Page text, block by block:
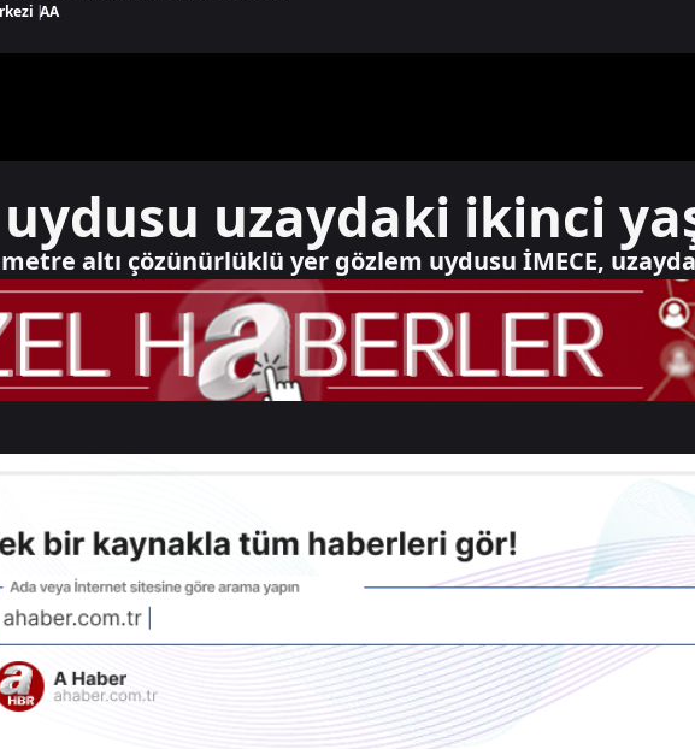
|AA
uydusu uzaydaki ikinci
altı çözünürlüklü yer gözlem uydusu İMECE,